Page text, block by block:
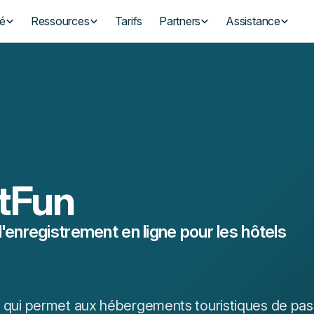
Ressources Tarifs Partners Assistance
en ligne pour les hôtels
permet aux hébergements touristiques de